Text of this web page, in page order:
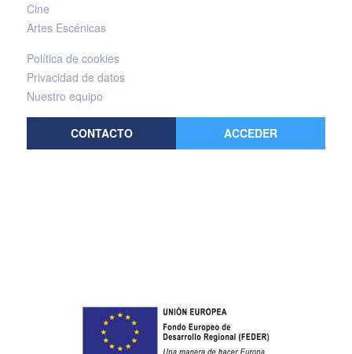
Cine
Artes Escénicas
Política de cookies
Privacidad de datos
Nuestro equipo
CONTACTO ACCEDER